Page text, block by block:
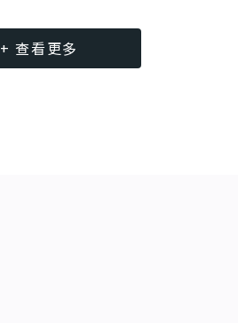
+ 查看更多